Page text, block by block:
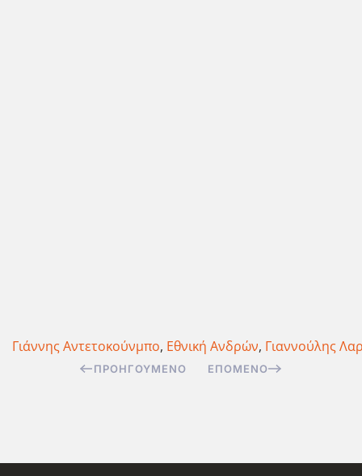
Γιάννης Αντετοκούνμπο, Εθνική Ανδρών, Γιαννούλης
ΠΡΟΗΓΟΎΜΕΝΟ ΕΠΌΜΕΝΟ